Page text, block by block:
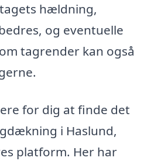
hældning,
og eventuelle
tagrender kan også
for dig at finde det
i Haslund,
platform. Her har